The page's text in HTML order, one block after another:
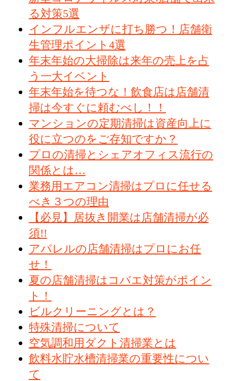
る対策5選
インフルエンザに打ち勝つ！店舗衛
生管理ポイント4選
年末年始の大掃除は来年の売上を占
う一大イベント
年末年始を待つな！飲食店は店舗清
掃は今すぐに頼むべし！！
マンションの定期清掃は資産向上に
役に立つのをご存知ですか？
プロの清掃とシェアオフィス流行の
関係とは…
業務用エアコン清掃はプロに任せる
べき３つの理由
【必見】居抜き開業は店舗清掃が必
須!!
アパレルの店舗清掃はプロにお任
せ！
夏の店舗清掃はコバエ対策がポイン
ト！
ビルクリーニングとは？
特殊清掃について
空気調和用ダクト清掃業とは
飲料水貯水槽清掃業の重要性につい
て